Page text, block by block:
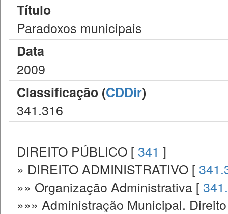
Título
Paradoxos municipais
Data
2009
Classificação (CDDir)
341.316
DIREITO PÚBLICO [ 341 ]
» DIREITO ADMINISTRATIVO [
»» Organização Administrativa [
»»» Administração Municipal.